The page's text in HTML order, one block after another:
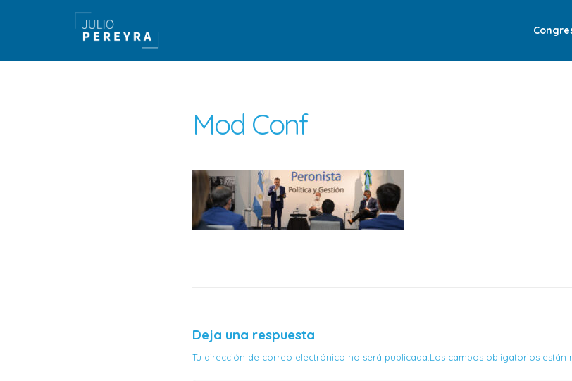
Mod Conf
Deja una respuesta
Tu dirección de correo electrónico no será publicada.Los campos obligatorios están